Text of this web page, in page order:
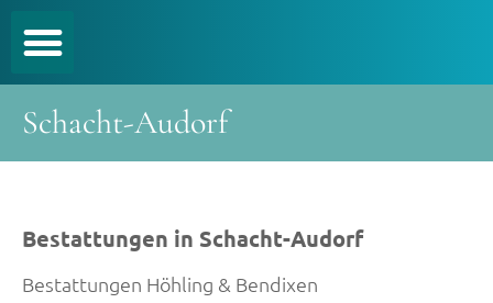
Schacht-Audorf
Bestattungen in Schacht-Audorf
Bestattungen Höhling & Bendixen